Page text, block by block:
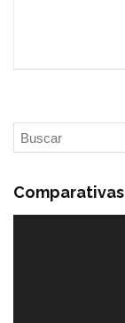
Comparativas